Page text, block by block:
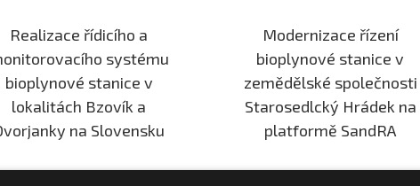
Realizace řídicího a
systému
bioplynové stanice v
lokalitách Bzovík a
na Slovensku
Modernizace řízení
bioplynové stanice v
zemědělské společnosti
Starosedlcký Hrádek na
platformě SandRA